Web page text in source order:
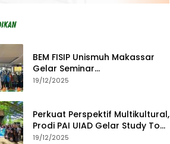
BEM FISIP Unismuh Makassar
Gelar Seminar
Keperempuanan, Bahas
19/12/2025
Perkuat Perspektif Multikultural,
Prodi PAI UIAD Gelar Study Tour
ke Kajang
19/12/2025